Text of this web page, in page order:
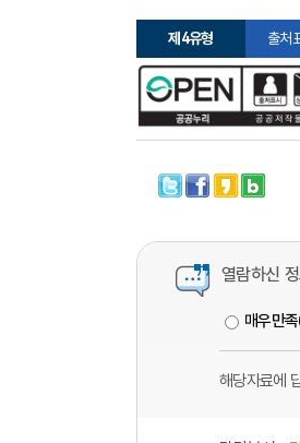
제4유형 출처
열람하신
매우만
해당자료에